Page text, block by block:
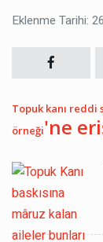
Eklenme Tarihi:
Topuk kanı reddi
örneği'ne